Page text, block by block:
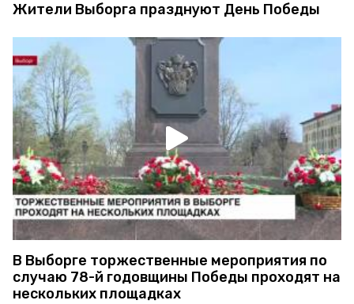
Жители Выборга празднуют День Победы
В Выборге торжественные мероприятия по
случаю 78-й годовщины Победы проходят на
нескольких площадках